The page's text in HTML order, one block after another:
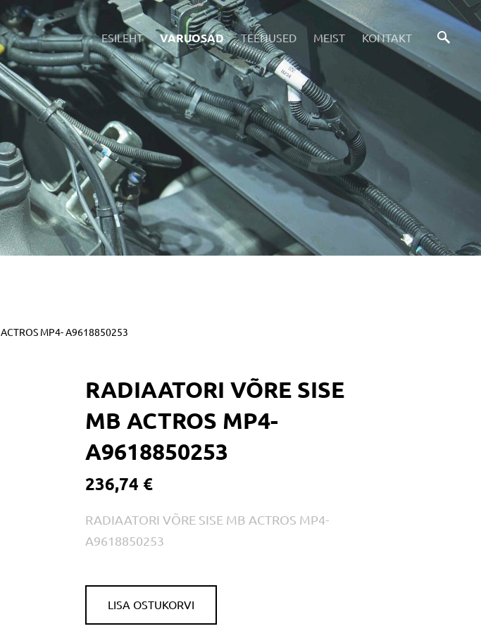
ESILEHT VARUOSAD TEENUSED MEIST KONTAKT
MP4- A9618850253
RADIAATORI VÕRE SISE
MB ACTROS MP4-
A9618850253
236,74 €
RADIAATORI VÕRE SISE MB ACTROS MP4-
A9618850253
LISA OSTUKORVI